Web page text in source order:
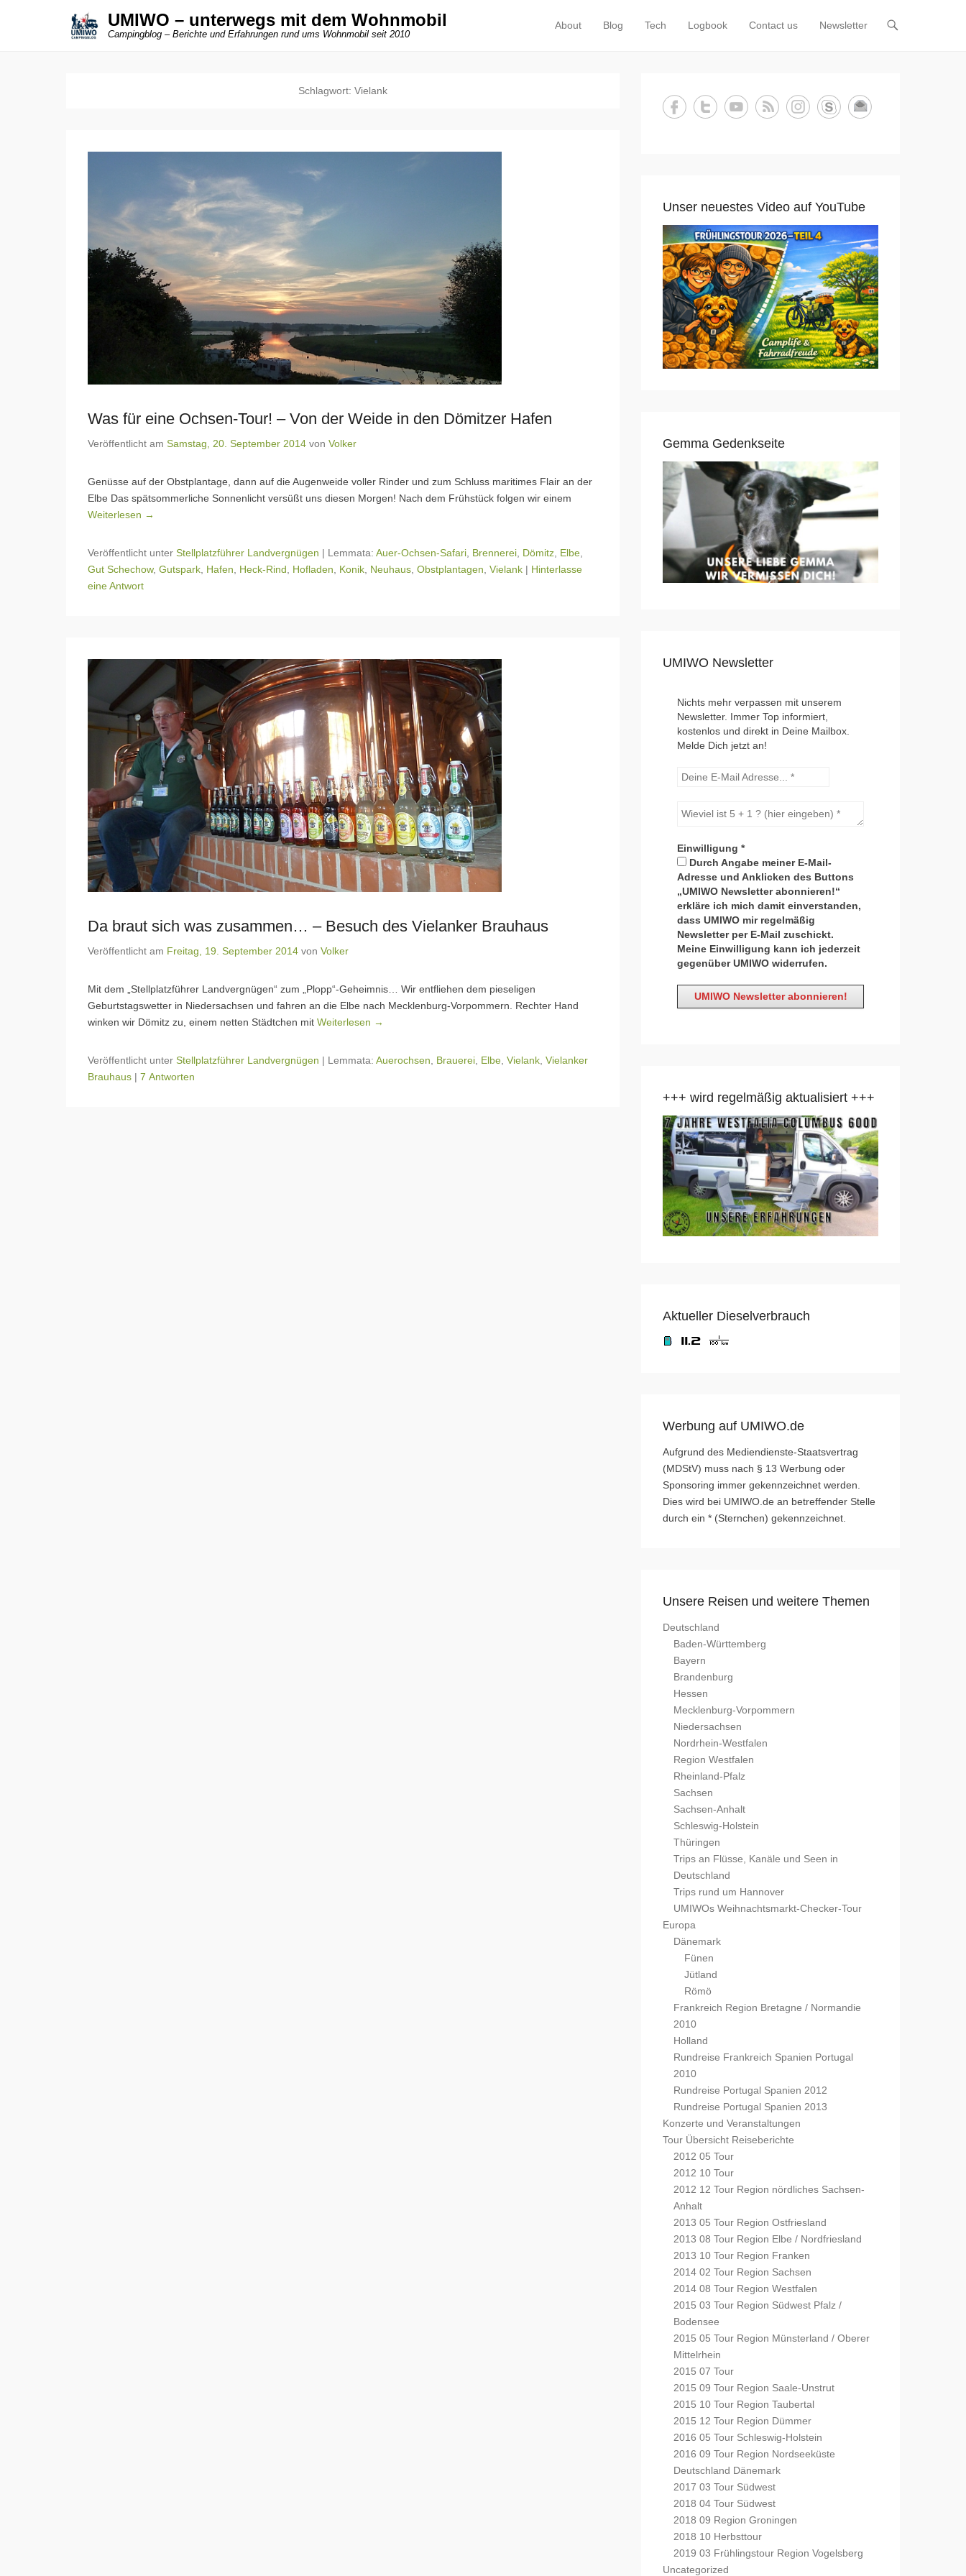
UMIWO – unterwegs mit dem Wohnmobil
Campingblog – Berichte und Erfahrungen rund ums Wohnmobil seit 2010
Primäres Menü
Zum Inhalt springen
About Blog Tech Logbook Contact us Newsletter
Schlagwort: Vielank
Was für eine Ochsen-Tour! – Von der Weide in den Dömitzer Hafen
Veröffentlicht am Samstag, 20. September 2014 von Volker
Genüsse auf der Obstplantage, dann auf die Augenweide voller Rinder und zum Schluss maritimes Flair an der
Elbe Das spätsommerliche Sonnenlicht versüßt uns diesen Morgen! Nach dem Frühstück folgen wir einem
Weiterlesen →
Veröffentlicht unter Stellplatzführer Landvergnügen | Lemmata: Auer-Ochsen-Safari Brennerei Dömitz Elbe
Gut Schechow, Gutspark Hafen Heck-Rind Hofladen Konik Neuhaus Obstplantagen Vielank | Hinterlasse
eine Antwort
Da braut sich was zusammen… – Besuch des Vielanker Brauhaus
Veröffentlicht am Freitag, 19. September 2014 von Volker
Mit dem „Stellplatzführer Landvergnügen“ zum „Plopp“-Geheimnis… Wir entfliehen dem pieseligen
Geburtstagswetter in Niedersachsen und fahren an die Elbe nach Mecklenburg-Vorpommern. Rechter Hand
winken wir Dömitz zu, einem netten Städtchen mit Weiterlesen →
Veröffentlicht unter Stellplatzführer Landvergnügen | Lemmata: Auerochsen Brauerei Elbe Vielank Vielanker
Brauhaus | 7 Antworten
Unser neuestes Video auf YouTube
Gemma Gedenkseite
UMIWO Newsletter
Nichts mehr verpassen mit unserem
Newsletter. Immer Top informiert,
kostenlos und direkt in Deine Mailbox.
Melde Dich jetzt an!
Einwilligung *
Durch Angabe meiner E-Mail-
Adresse und Anklicken des Buttons
„UMIWO Newsletter abonnieren!“
erkläre ich mich damit einverstanden,
dass UMIWO mir regelmäßig
Newsletter per E-Mail zuschickt.
Meine Einwilligung kann ich jederzeit
gegenüber UMIWO widerrufen.
+++ wird regelmäßig aktualisiert +++
Aktueller Dieselverbrauch
Werbung auf UMIWO.de
Aufgrund des Mediendienste-Staatsvertrag
(MDStV) muss nach § 13 Werbung oder
Sponsoring immer gekennzeichnet werden.
Dies wird bei UMIWO.de an betreffender Stelle
durch ein * (Sternchen) gekennzeichnet.
Unsere Reisen und weitere Themen
Deutschland
Baden-Württemberg
Bayern
Brandenburg
Hessen
Mecklenburg-Vorpommern
Niedersachsen
Nordrhein-Westfalen
Region Westfalen
Rheinland-Pfalz
Sachsen
Sachsen-Anhalt
Schleswig-Holstein
Thüringen
Trips an Flüsse, Kanäle und Seen in
Deutschland
Trips rund um Hannover
UMIWOs Weihnachtsmarkt-Checker-Tour
Europa
Dänemark
Fünen
Jütland
Römö
Frankreich Region Bretagne / Normandie
2010
Holland
Rundreise Frankreich Spanien Portugal
2010
Rundreise Portugal Spanien 2012
Rundreise Portugal Spanien 2013
Konzerte und Veranstaltungen
Tour Übersicht Reiseberichte
2012 05 Tour
2012 10 Tour
2012 12 Tour Region nördliches Sachsen-
Anhalt
2013 05 Tour Region Ostfriesland
2013 08 Tour Region Elbe / Nordfriesland
2013 10 Tour Region Franken
2014 02 Tour Region Sachsen
2014 08 Tour Region Westfalen
2015 03 Tour Region Südwest Pfalz /
Bodensee
2015 05 Tour Region Münsterland / Oberer
Mittelrhein
2015 07 Tour
2015 09 Tour Region Saale-Unstrut
2015 10 Tour Region Taubertal
2015 12 Tour Region Dümmer
2016 05 Tour Schleswig-Holstein
2016 09 Tour Region Nordseeküste
Deutschland Dänemark
2017 03 Tour Südwest
2018 04 Tour Südwest
2018 09 Region Groningen
2018 10 Herbsttour
2019 03 Frühlingstour Region Vogelsberg
Uncategorized